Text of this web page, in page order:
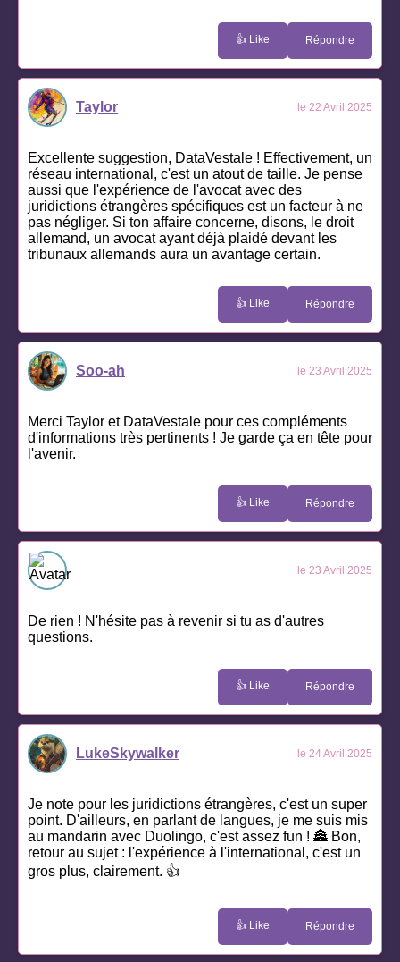
👍 Like Répondre
Taylor le 22 Avril 2025
Excellente suggestion, DataVestale ! Effectivement, un
réseau international, c'est un atout de taille. Je pense
aussi que l'expérience de l'avocat avec des
juridictions étrangères spécifiques est un facteur à ne
pas négliger. Si ton affaire concerne, disons, le droit
allemand, un avocat ayant déjà plaidé devant les
tribunaux allemands aura un avantage certain.
👍 Like Répondre
Soo-ah le 23 Avril 2025
Merci Taylor et DataVestale pour ces compléments
d'informations très pertinents ! Je garde ça en tête pour
l'avenir.
👍 Like Répondre
le 23 Avril 2025
De rien ! N'hésite pas à revenir si tu as d'autres
questions.
👍 Like Répondre
LukeSkywalker le 24 Avril 2025
Je note pour les juridictions étrangères, c'est un super
point. D'ailleurs, en parlant de langues, je me suis mis
au mandarin avec Duolingo, c'est assez fun ! 🏯 Bon,
retour au sujet : l'expérience à l'international, c'est un
gros plus, clairement. 👍
👍 Like Répondre